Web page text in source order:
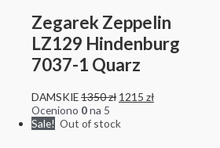
Zegarek Zeppelin
LZ129 Hindenburg
7037-1 Quarz
DAMSKIE1350zł 1215 zł
Oceniono 0na 5
Sale! Out of stock